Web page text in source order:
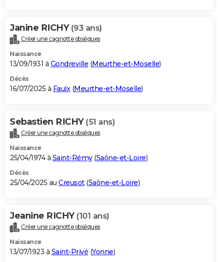
Janine RICHY (93 ans)
Créer une cagnotte obsèques
Naissance
13/09/1931 à Gondreville (Meurthe-et-Moselle)
Décès
16/07/2025 à Faulx(Meurthe-et-Moselle)
Sebastien RICHY (51 ans)
Créer une cagnotte obsèques
Naissance
25/04/1974 à Saint-Rémy(Saône-et-Loire)
Décès
25/04/2025 au Creusot(Saône-et-Loire)
Jeanine RICHY (101 ans)
Créer une cagnotte obsèques
Naissance
13/07/1923 à Saint-Privé (Yonne)